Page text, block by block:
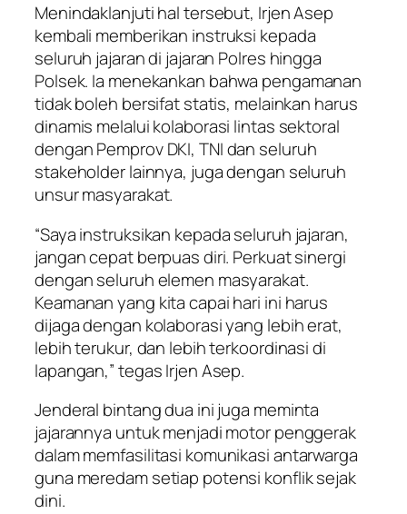
Menindaklanjuti hal tersebut, Irjen Asep
kembali memberikan instruksi kepada
seluruh jajaran di jajaran Polres hingga
Polsek. Ia menekankan bahwa pengamanan
tidak boleh bersifat statis, melainkan harus
dinamis melalui kolaborasi lintas sektoral
dengan Pemprov DKI, TNI dan seluruh
stakeholder lainnya, juga dengan seluruh
unsur masyarakat.
“Saya instruksikan kepada seluruh jajaran,
jangan cepat berpuas diri. Perkuat sinergi
dengan seluruh elemen masyarakat.
Keamanan yang kita capai hari ini harus
dijaga dengan kolaborasi yang lebih erat,
lebih terukur, dan lebih terkoordinasi di
lapangan,” tegas Irjen Asep.
Jenderal bintang dua ini juga meminta
jajarannya untuk menjadi motor penggerak
dalam memfasilitasi komunikasi antarwarga
guna meredam setiap potensi konflik sejak
dini.